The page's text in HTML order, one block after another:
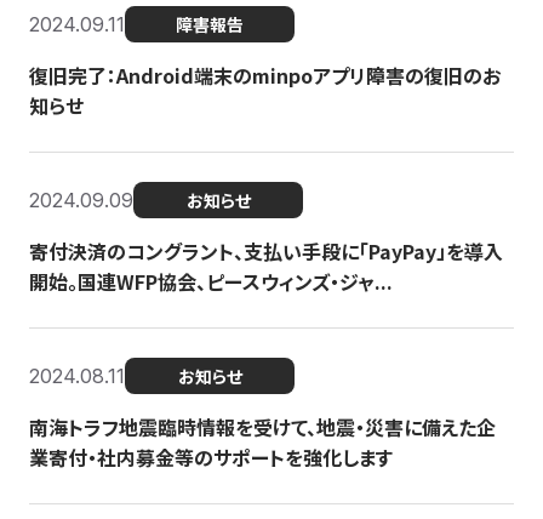
2024.09.11 障害報告
復旧完了：Android端末のminpoアプリ障害の復旧のお
知らせ
2024.09.09 お知らせ
寄付決済のコングラント、支払い手段に「PayPay」を導入
開始。国連WFP協会、ピースウィンズ・ジャ...
2024.08.11 お知らせ
南海トラフ地震臨時情報を受けて、地震・災害に備えた企
業寄付・社内募金等のサポートを強化します